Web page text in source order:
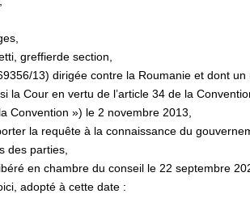
greffierde section,
13) dirigée contre la Roumanie et dont
la Cour en vertu de l’article 34 de la
Convention ») le 2 novembre 2013,
la requête à la connaissance du
des parties,
en chambre du conseil le 22 septembre
adopté à cette date :